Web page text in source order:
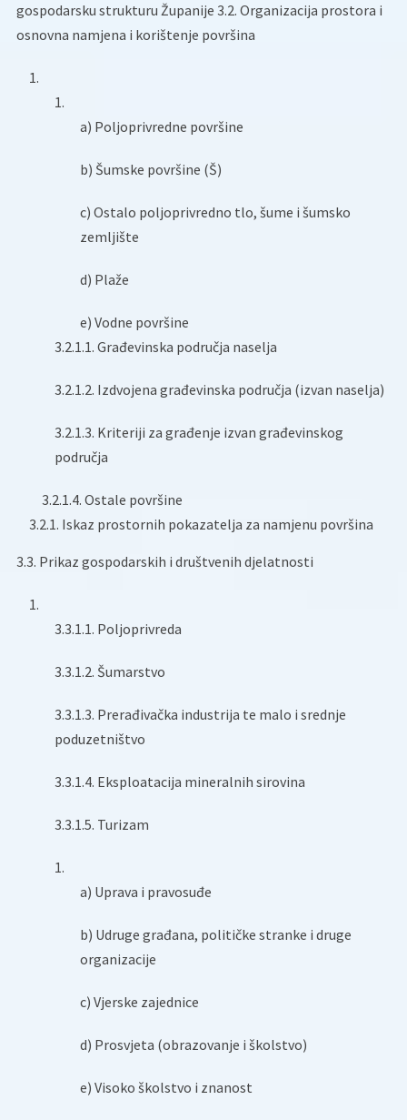
gospodarsku strukturu Županije 3.2. Organizacija prostora i
osnovna namjena i korištenje površina
a) Poljoprivredne površine
b) Šumske površine (Š)
c) Ostalo poljoprivredno tlo, šume i šumsko
zemljište
d) Plaže
e) Vodne površine
3.2.1.1. Građevinska područja naselja
3.2.1.2. Izdvojena građevinska područja (izvan naselja)
3.2.1.3. Kriteriji za građenje izvan građevinskog
područja
3.2.1.4. Ostale površine
3.2.1. Iskaz prostornih pokazatelja za namjenu površina
3.3. Prikaz gospodarskih i društvenih djelatnosti
3.3.1.1. Poljoprivreda
3.3.1.2. Šumarstvo
3.3.1.3. Prerađivačka industrija te malo i srednje
poduzetništvo
3.3.1.4. Eksploatacija mineralnih sirovina
3.3.1.5. Turizam
a) Uprava i pravosuđe
b) Udruge građana, političke stranke i druge
organizacije
c) Vjerske zajednice
d) Prosvjeta (obrazovanje i školstvo)
e) Visoko školstvo i znanost